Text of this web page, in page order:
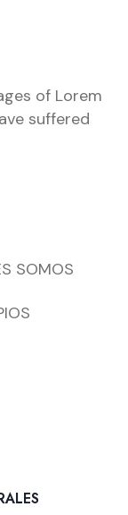
of Lorem
suffered
SOMOS